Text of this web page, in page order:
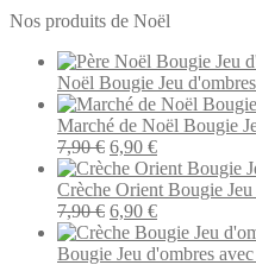
Nos produits de Noël
Noël Bougie Jeu
Marché de Noël Bougie
7,90€ Le
prix
initial
était :
7,90 €.
6,90 €Le
prix
actuel
est :
6,90 €.
Crèche Orient Bougie
7,90€ Le
prix
initial
6,90 €Le
prix
actuel
Bougie Jeu d'ombres